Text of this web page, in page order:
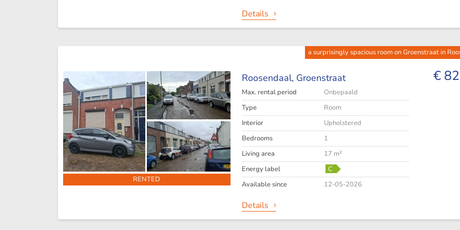
Details
a surprisingly spacious room on Groenstraat in
€
RENTED
Roosendaal, Groenstraat
Max. rental period
Onbepaald
Type
Room
Interior
Upholstered
Bedrooms
1
Living area
17 m²
Energy label
C
Available since
12-05-2026
Details